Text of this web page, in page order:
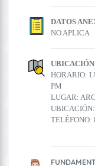
DATOS
NO APLICA
HORARIO:
PM
LUGAR:
TELÉFONO: